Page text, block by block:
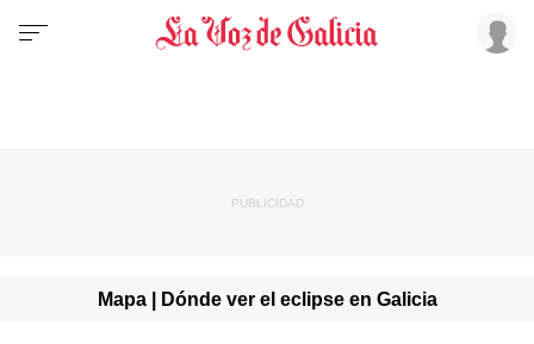
Mapa | Dónde ver el eclipse en Galicia